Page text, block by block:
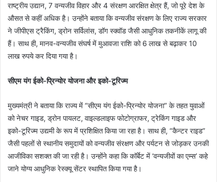
राष्ट्रीय उद्यान, 7 वन्यजीव विहार और 4 संरक्षण आरक्षित क्षेत्र हैं, जो पूरे देश के
औसत से कहीं अधिक है। उन्होंने बताया कि वन्यजीव संरक्षण के लिए राज्य सरकार
ने जीपीएस ट्रैकिंग, ड्रोन सर्विलांस, डॉग स्क्वॉड जैसी आधुनिक तकनीकें लागू की
हैं। साथ ही, मानव-वन्यजीव संघर्ष में मुआवजा राशि को 6 लाख से बढ़ाकर 10
लाख रुपये कर दिया गया है।
सीएम यंग ईको-प्रिन्योर योजना और इको-टूरिज्म
मुख्यमंत्री ने बताया कि राज्य में “सीएम यंग ईको-प्रिन्योर योजना” के तहत युवाओं
को नेचर गाइड, ड्रोन पायलट, वाइल्डलाइफ फोटोग्राफर, ट्रेकिंग गाइड और
इको-टूरिज्म उद्यमी के रूप में प्रशिक्षित किया जा रहा है। साथ ही, “कैन्टर राइड”
जैसी पहलों से स्थानीय समुदायों को वन्यजीव संरक्षण और पर्यटन से जोड़कर उनकी
आजीविका सशक्त की जा रही है। उन्होंने कहा कि कॉर्बेट में ‘वन्यजीवों का एम्स’ कहे
जाने योग्य आधुनिक रेस्क्यू सेंटर स्थापित किया गया है।